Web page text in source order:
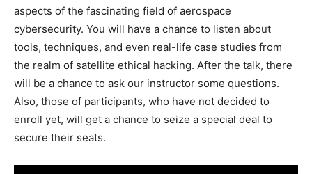
aspects of the fascinating field of aerospace
cybersecurity. You will have a chance to listen about
tools, techniques, and even real-life case studies from
the realm of satellite ethical hacking. After the talk, there
will be a chance to ask our instructor some questions.
Also, those of participants, who have not decided to
enroll yet, will get a chance to seize a special deal to
secure their seats.